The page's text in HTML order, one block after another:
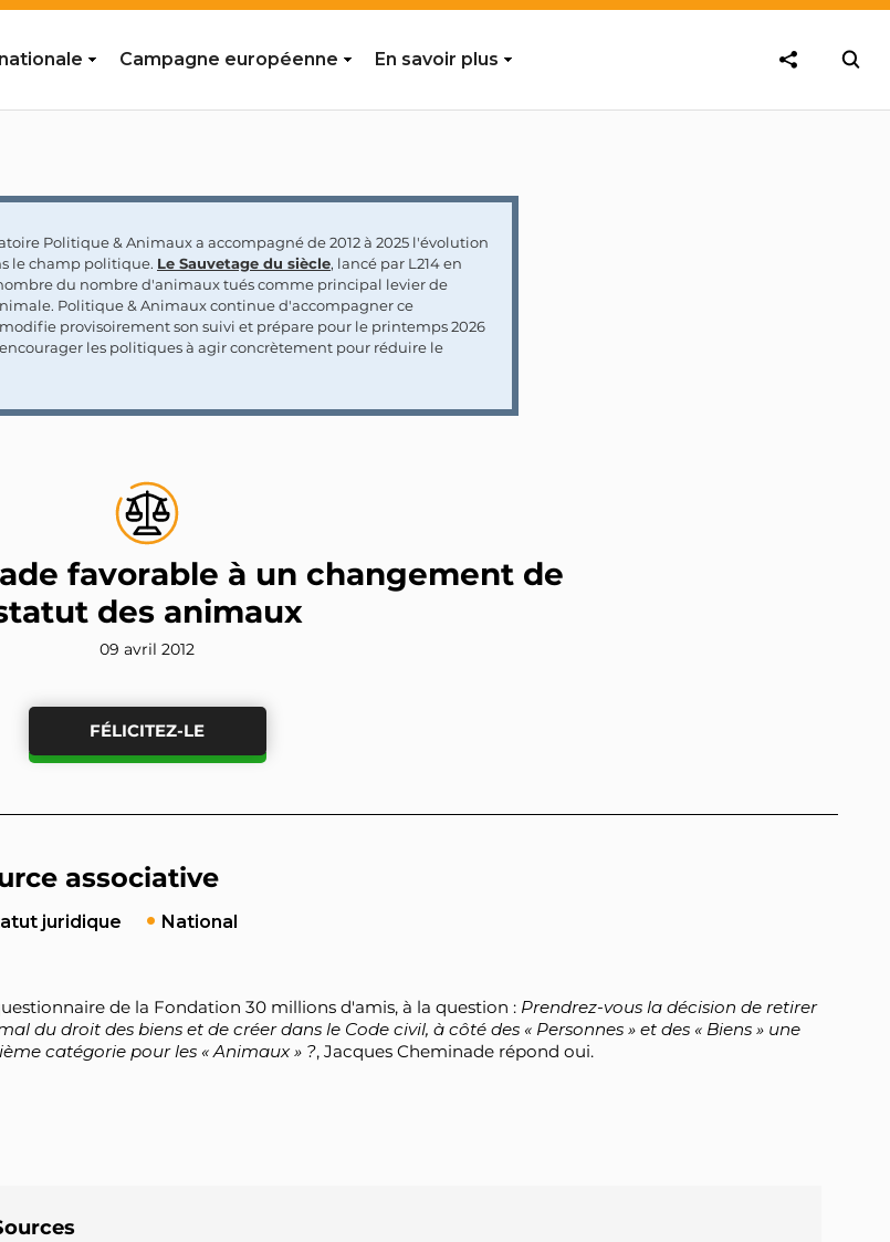
Campagne européenne En savoir plus
Politique & Animaux a accompagné de 2012 à 2025 l'évolution
le champ politique. Le Sauvetage du siècle, lancé par L214 en
du nombre d'animaux tués comme principal levier de
Politique & Animaux continue d'accompagner ce
provisoirement son suivi et prépare pour le printemps 2026
les politiques à agir concrètement pour réduire le
favorable à un changement de
des animaux
09 avril 2012
FÉLICITEZ-LE
associative
juridique National
de la Fondation 30 millions d'amis, à la question : Prendrez-vous la décision de retirer
du droit des biens et de créer dans le Code civil, à côté des « Personnes » et des « Biens » une
catégorie pour les « Animaux » ?, Jacques Cheminade répond oui.